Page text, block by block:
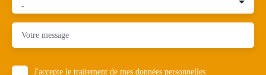
-
Votre message
J'accepte le traitement de mes données personnelles